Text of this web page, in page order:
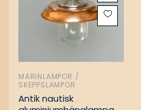
MARINLAMPOR /
SKEPPSLAMPOR
Antik nautisk